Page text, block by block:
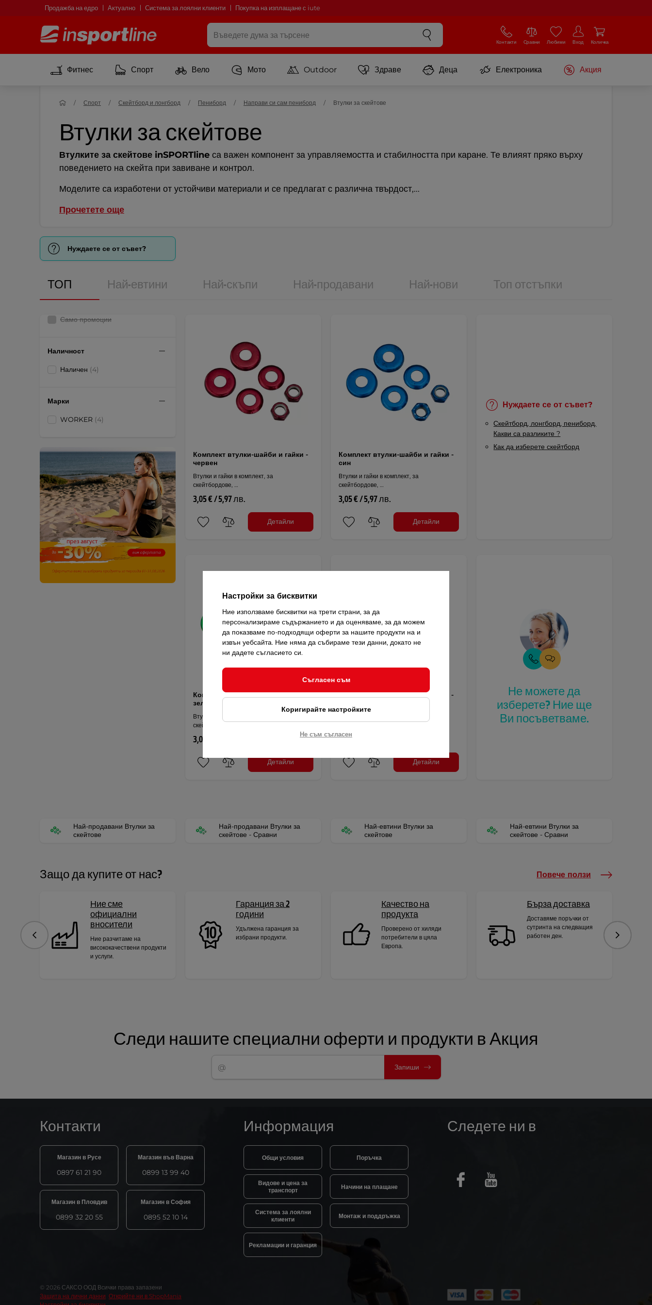
Продажба на едро Актуално Система за лоялни клиенти Покупка на изплащане с iute
Контакти Сравни Любими Вход Количка
Фитнес Спорт Вело Мото Outdoor Здраве Деца Електроника Акция
Втулки за скейтове
Втулките за скейтове inSPORTline са важен компонент за управляемостта и стабилността при каране. Те влияят пряко върху
поведението на скейта при завиване и контрол.
Моделите са изработени от устойчиви материали и се предлагат с различна твърдост,...
Прочетете още
Спорт Скейтборд и лонгборд Пениборд Направи си сам пениборд Втулки за скейтове
Нуждаете се от съвет?
ТОП Най-евтини Най-скъпи Най-продавани Най-нови Топ отстъпки
Само промоции
Наличност
Наличен (4)
Марки
WORKER (4)
Комплект втулки-шайби и гайки -
червен
Втулки и гайки в комплект, за
скейтбордове, …
3,05 € / 5,97 лв.
Детайли
Комплект втулки-шайби и гайки -
син
Втулки и гайки в комплект, за
скейтбордове, …
3,05 € / 5,97 лв.
Детайли
Нуждаете се от съвет?
Скейтборд, лонгборд, пениборд.
Какви са разликите ?
Как да изберете скейтборд
Комплект втулки-шайби и гайки -
зелен
Втулки и гайки в комплект, за
скейтбордове, …
3,05 € / 5,97 лв.
Детайли
Комплект втулки-шайби и гайки -
3,05 € / 5,97 лв.
Детайли
Не можете да
изберете? Ние ще
Ви посъветваме.
Най-продавани Втулки за
скейтове
Най-продавани Втулки за
скейтове - Сравни
Най-евтини Втулки за
скейтове
Най-евтини Втулки за
скейтове - Сравни
Защо да купите от нас? Повече ползи
Ние сме
официални
вносители
Ние разчитаме на
висококачествени продукти
и услуги.
Гаранция за 2
години
Удължена гаранция за
избрани продукти.
Качество на
продукта
Проверено от хиляди
потребители в цяла
Европа.
Бърза доставка
Доставяме поръчки от
сутринта на следващия
работен ден.
Предишна Следваща
Следи нашите специални оферти и продукти в Акция
Запиши
Контакти
Магазин в Русе
0897 61 21 90
Магазин във Варна
0899 13 99 40
Магазин в Пловдив
0899 32 20 55
Магазин в София
0895 52 10 14
Информация
Общи условия Поръчка
Видове и цена за
транспорт
Начини на плащане
Система за лоялни
клиенти
Монтаж и поддръжка
Рекламации и гаранция
Следете ни в
FacebookYoutube
© 2026 САКСО ООД Всички права запазени
Защита на лични данни Открийте ни в ShopMania
Настройки за бисквитки
Ние използваме бисквитки на трети страни, за да
персонализираме съдържанието и да оценяваме, за да можем
да показваме по-подходящи оферти за нашите продукти на и
извън уебсайта. Ние няма да събираме тези данни, докато не
ни дадете съгласието си.
Съгласен съм
Коригирайте настройките
Не съм съгласен